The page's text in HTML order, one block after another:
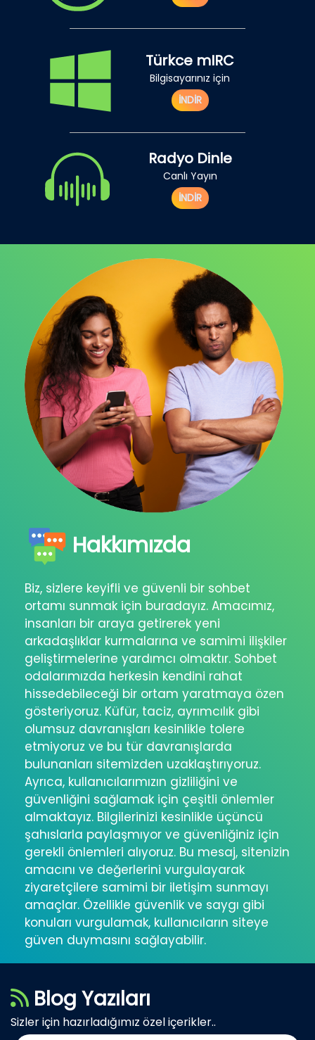
Türkce mIRC
Bilgisayarınız için
İNDİR
Radyo Dinle
Canlı Yayın
İNDİR
Hakkımızda
Biz, sizlere keyifli ve güvenli bir sohbet
ortamı sunmak için buradayız. Amacımız,
insanları bir araya getirerek yeni
arkadaşlıklar kurmalarına ve samimi ilişkiler
geliştirmelerine yardımcı olmaktır. Sohbet
odalarımızda herkesin kendini rahat
hissedebileceği bir ortam yaratmaya özen
gösteriyoruz. Küfür, taciz, ayrımcılık gibi
olumsuz davranışları kesinlikle tolere
etmiyoruz ve bu tür davranışlarda
bulunanları sitemizden uzaklaştırıyoruz.
Ayrıca, kullanıcılarımızın gizliliğini ve
güvenliğini sağlamak için çeşitli önlemler
almaktayız. Bilgilerinizi kesinlikle üçüncü
şahıslarla paylaşmıyor ve güvenliğiniz için
gerekli önlemleri alıyoruz. Bu mesaj, sitenizin
amacını ve değerlerini vurgulayarak
ziyaretçilere samimi bir iletişim sunmayı
amaçlar. Özellikle güvenlik ve saygı gibi
konuları vurgulamak, kullanıcıların siteye
güven duymasını sağlayabilir.
Blog Yazıları
Sizler için hazırladığımız özel içerikler..